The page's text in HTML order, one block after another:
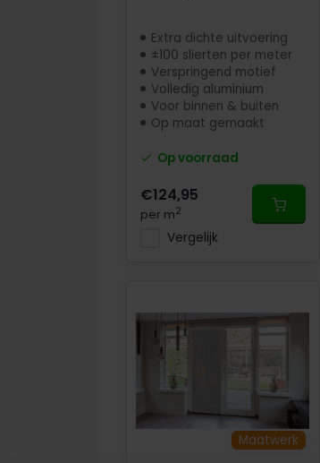
Extra dichte uitvoering
±100 slierten per meter
Verspringend motief
Volledig aluminium
Voor binnen & buiten
Op maat gemaakt
Op voorraad
€124,95
per m2
Vergelijk
Maatwerk